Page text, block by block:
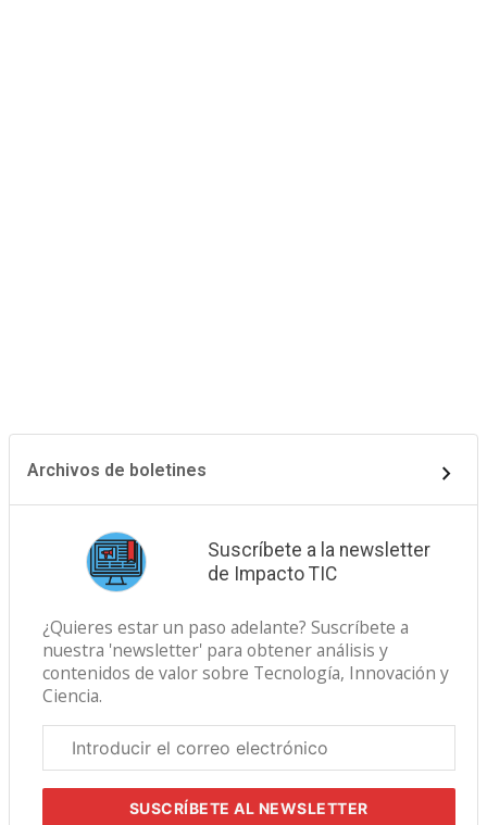
Archivos de boletines
Suscríbete a la newsletter
de Impacto TIC
¿Quieres estar un paso adelante? Suscríbete a
nuestra 'newsletter' para obtener análisis y
contenidos de valor sobre Tecnología, Innovación y
Ciencia.
electrónico
SUSCRÍBETEAL NEWSLETTER